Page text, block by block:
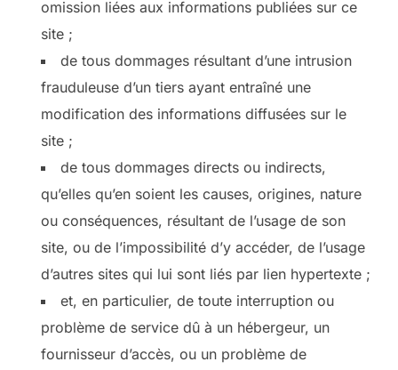
omission liées aux informations publiées sur ce
site ;
de tous dommages résultant d’une intrusion
frauduleuse d’un tiers ayant entraîné une
modification des informations diffusées sur le
site ;
de tous dommages directs ou indirects,
qu’elles qu’en soient les causes, origines, nature
ou conséquences, résultant de l’usage de son
site, ou de l’impossibilité d’y accéder, de l’usage
d’autres sites qui lui sont liés par lien hypertexte ;
et, en particulier, de toute interruption ou
problème de service dû à un hébergeur, un
fournisseur d’accès, ou un problème de